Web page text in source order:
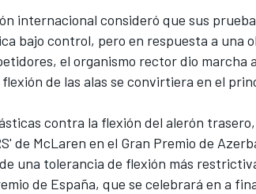
internacional consideró que sus
bajo control, pero en respuesta a una
el organismo rector dio marcha
de las alas se convirtiera en el
contra la flexión del alerón
de McLaren en el Gran Premio de
una tolerancia de flexión más
de España, que se celebrará en a